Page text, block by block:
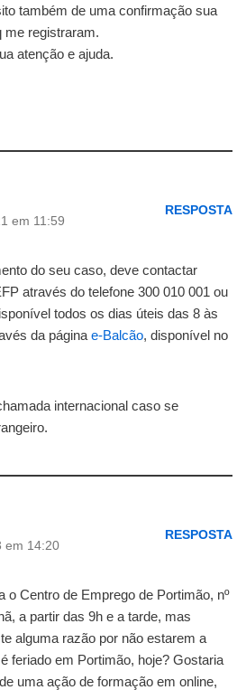
também de uma confirmação sua
me registraram.
atenção e ajuda.
em 11:59
RESPOSTA
do seu caso, deve contactar
através do telefone 300 010 001 ou
todos os dias úteis das 8 às
da página e‑Balcão, disponível no
internacional caso se
em 14:20
RESPOSTA
o Centro de Emprego de Portimão, nº
a partir das 9h e a tarde, mas
alguma razão por não estarem a
feriado em Portimão, hoje? Gostaria
uma ação de formação em online,